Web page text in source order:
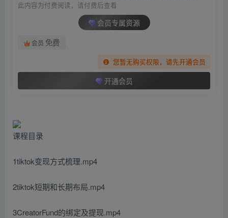
此内容为付费阅读，请付费后查看
会员专属资源
会员 免费
您暂无购买权限，请先开通会员
开通会员
课程目录
1tiktok变现方式梳理.mp4
2tiktok短期和长期布局.mp4
3CreatorFund的绑定及提现.mp4